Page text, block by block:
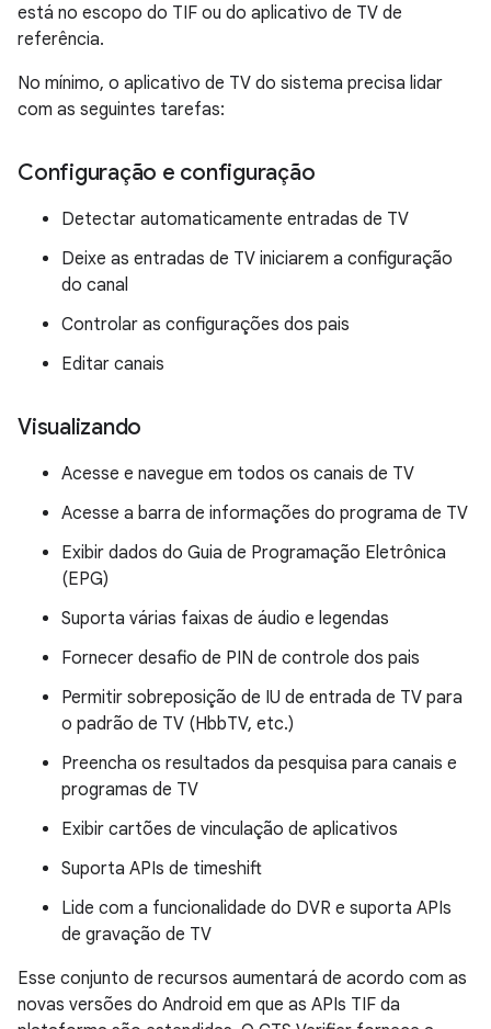
está no escopo do TIF ou do aplicativo de TV de
referência.
No mínimo, o aplicativo de TV do sistema precisa lidar
com as seguintes tarefas:
Configuração e configuração
Detectar automaticamente entradas de TV
Deixe as entradas de TV iniciarem a configuração
do canal
Controlar as configurações dos pais
Editar canais
Visualizando
Acesse e navegue em todos os canais de TV
Acesse a barra de informações do programa de TV
Exibir dados do Guia de Programação Eletrônica
(EPG)
Suporta várias faixas de áudio e legendas
Fornecer desafio de PIN de controle dos pais
Permitir sobreposição de IU de entrada de TV para
o padrão de TV (HbbTV, etc.)
Preencha os resultados da pesquisa para canais e
programas de TV
Exibir cartões de vinculação de aplicativos
Suporta APIs de timeshift
Lide com a funcionalidade do DVR e suporta APIs
de gravação de TV
Esse conjunto de recursos aumentará de acordo com as
novas versões do Android em que as APIs TIF da